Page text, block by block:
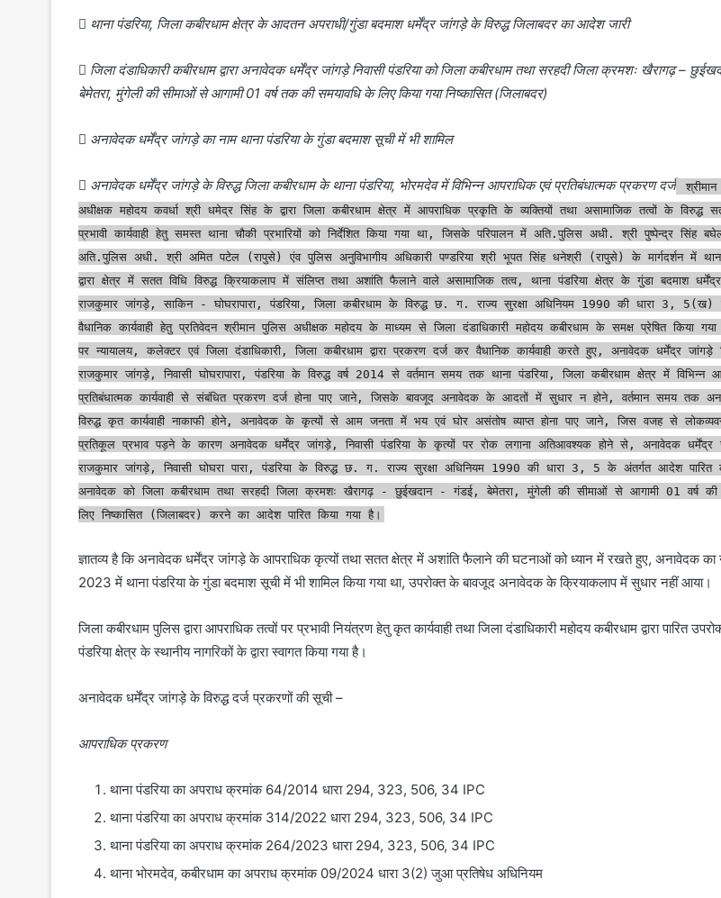
 थाना पंडरिया, जिला कबीरधाम क्षेत्र के आदतन अपराधी/गुंडा बदमाश धर्मेंद्र जांगड़े के विरुद्ध जिलाबदर का आदेश जारी
 जिला दंडाधिकारी कबीरधाम द्वारा अनावेदक धर्मेंद्र जांगड़े निवासी पंडरिया को जिला कबीरधाम तथा सरहदी जिला क्रमशः खैरागढ़ –
बेमेतरा, मुंगेली की सीमाओं से आगामी 01 वर्ष तक की समयावधि के लिए किया गया निष्कासित (जिलाबदर)
 अनावेदक धर्मेंद्र जांगड़े का नाम थाना पंडरिया के गुंडा बदमाश सूची में भी शामिल
 अनावेदक धर्मेंद्र जांगड़े के विरुद्ध जिला कबीरधाम के थाना पंडरिया, भोरमदेव में विभिन्न आपराधिक एवं प्रतिबंधात्मक प्रकरण दर्ज
अधीक्षक महोदय कवर्धा श्री धमेद्र सिंह के द्वारा जिला कबीरधाम क्षेत्र में आपराधिक प्रकृति के व्यक्तियों तथा असामाजिक तत्वों के विरुद्ध
प्रभावी कार्यवाही हेतु समस्त थाना चौकी प्रभारियों को निर्देशित किया गया था, जिसके परिपालन में अति.पुलिस अधी. श्री पुष्पेन्द्र सिंह
अति.पुलिस अधी. श्री अमित पटेल (रापुसे) एंव पुलिस अनुविभागीय अधिकारी पण्डरिया श्री भूपत सिंह धनेश्री (रापुसे) के मार्गदर्शन में थाना
द्वारा क्षेत्र में सतत विधि विरुद्ध क्रियाकलाप में संलिप्त तथा अशांति फैलाने वाले असामाजिक तत्व, थाना पंडरिया क्षेत्र के गुंडा बदमाश
राजकुमार जांगड़े, साकिन - घोघरापारा, पंडरिया, जिला कबीरधाम के विरुद्ध छ. ग. राज्य सुरक्षा अधिनियम 1990 की धारा 3,
वैधानिक कार्यवाही हेतु प्रतिवेदन श्रीमान पुलिस अधीक्षक महोदय के माध्यम से जिला दंडाधिकारी महोदय कबीरधाम के समक्ष प्रेषित किया
पर न्यायालय, कलेक्टर एवं जिला दंडाधिकारी, जिला कबीरधाम द्वारा प्रकरण दर्ज कर वैधानिक कार्यवाही करते हुए, अनावेदक धर्मेंद्र जांगड़े
राजकुमार जांगड़े, निवासी घोघरापारा, पंडरिया के विरुद्ध वर्ष 2014 से वर्तमान समय तक थाना पंडरिया, जिला कबीरधाम क्षेत्र में विभिन्न
प्रतिबंधात्मक कार्यवाही से संबंधित प्रकरण दर्ज होना पाए जाने, जिसके बावजूद अनावेदक के आदतों में सुधार न होने, वर्तमान समय तक
विरुद्ध कृत कार्यवाही नाकाफी होने, अनावेदक के कृत्यों से आम जनता में भय एवं घोर असंतोष व्याप्त होना पाए जाने, जिस वजह से
प्रतिकूल प्रभाव पड़ने के कारण अनावेदक धर्मेंद्र जांगड़े, निवासी पंडरिया के कृत्यों पर रोक लगाना अतिआवश्यक होने से, अनावेदक धर्मेंद्र
राजकुमार जांगड़े, निवासी घोघरा पारा, पंडरिया के विरुद्ध छ. ग. राज्य सुरक्षा अधिनियम 1990 की धारा 3, 5 के अंतर्गत आदेश
अनावेदक को जिला कबीरधाम तथा सरहदी जिला क्रमशः खैरागढ़ - छुईखदान - गंडई, बेमेतरा, मुंगेली की सीमाओं से आगामी 01 वर्ष की
लिए निष्कासित (जिलाबदर) करने का आदेश पारित किया गया है।
ज्ञातव्य है कि अनावेदक धर्मेंद्र जांगड़े के आपराधिक कृत्यों तथा सतत क्षेत्र में अशांति फैलाने की घटनाओं को ध्यान में रखते हुए, अनावेदक का
2023 में थाना पंडरिया के गुंडा बदमाश सूची में भी शामिल किया गया था, उपरोक्त के बावजूद अनावेदक के क्रियाकलाप में सुधार नहीं आया।
जिला कबीरधाम पुलिस द्वारा आपराधिक तत्वों पर प्रभावी नियंत्रण हेतु कृत कार्यवाही तथा जिला दंडाधिकारी महोदय कबीरधाम द्वारा पारित
पंडरिया क्षेत्र के स्थानीय नागरिकों के द्वारा स्वागत किया गया है।
अनावेदक धर्मेंद्र जांगड़े के विरुद्ध दर्ज प्रकरणों की सूची –
आपराधिक प्रकरण
थाना पंडरिया का अपराध क्रमांक 64/2014 धारा 294, 323, 506, 34 IPC
थाना पंडरिया का अपराध क्रमांक 314/2022 धारा 294, 323, 506, 34 IPC
थाना पंडरिया का अपराध क्रमांक 264/2023 धारा 294, 323, 506, 34 IPC
थाना भोरमदेव, कबीरधाम का अपराध क्रमांक 09/2024 धारा 3(2) जुआ प्रतिषेध अधिनियम